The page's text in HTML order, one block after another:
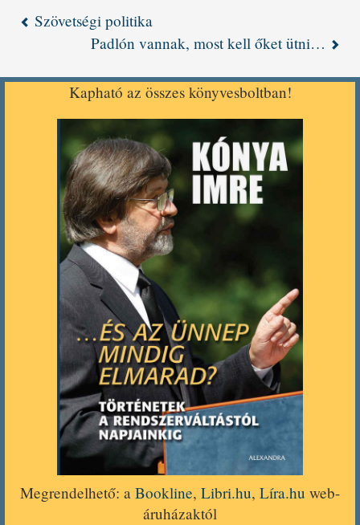
Szövetségi politika
Padlón vannak, most kell őket ütni…
Kapható az összes könyvesboltban!
Megrendelhető: a Bookline, Libri.hu, Líra.hu web-
áruházaktól